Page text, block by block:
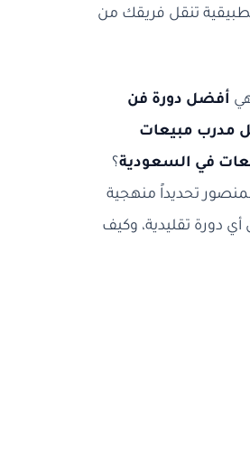
تطبيقية تنقل فريقك من
أفضل دورة فن
مدرب مبيعات
في السعودية؟
تحديداً منهجية
أي دورة تقليدية، وكيف